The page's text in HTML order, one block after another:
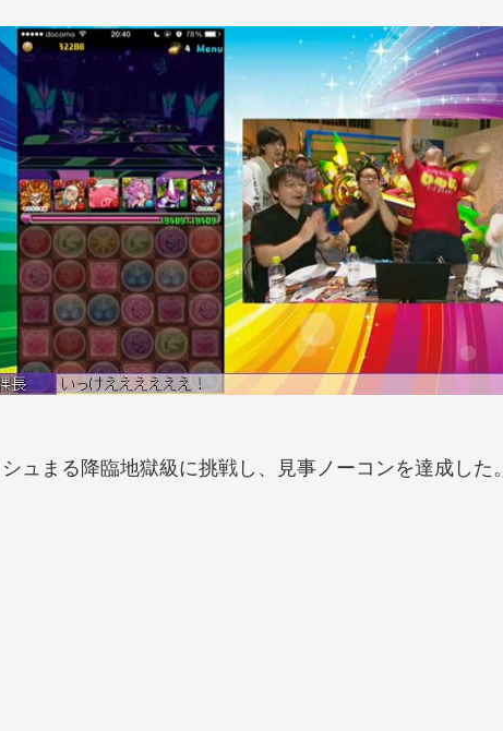
ュまる降臨地獄級に挑戦し、見事ノーコンを達成した。